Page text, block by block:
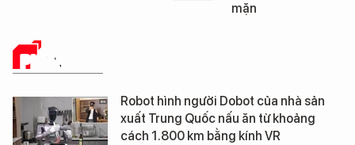
mặn
PHÂN TÍCH
Robot hình người Dobot của nhà sản
xuất Trung Quốc nấu ăn từ khoảng
cách 1.800 km bằng kính VR